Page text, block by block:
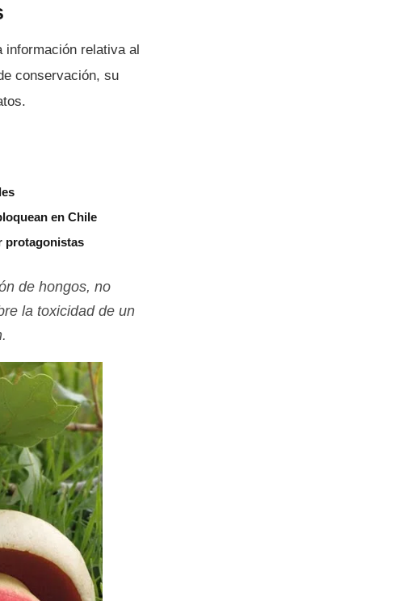
información relativa al
conservación, su
en Chile
protagonistas
de hongos, no
la toxicidad de un